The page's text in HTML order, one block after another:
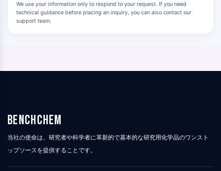
We use your information only to respond to your request. If you need
technical guidance before placing an inquiry, you can also contact our
support team.
BenchChem
当社の使命は、研究者や科学者に革新的で基本的な研究用化学品のワンスト
ップソースを提供することです。